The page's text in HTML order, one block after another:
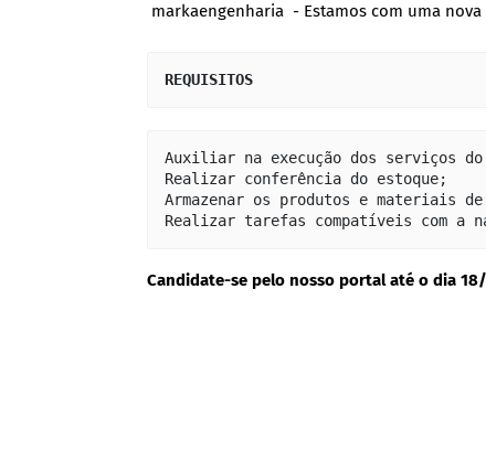
markaengenharia - Estamos com uma
REQUISITOS
Auxiliar na execução dos serviços do
Realizar conferência do estoque;
Armazenar os produtos e materiais
Realizar tarefas compatíveis com a
Candidate-se pelo nosso portal até o dia